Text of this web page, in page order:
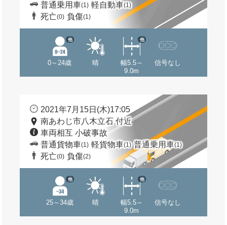
普通乗用車(1) 軽自動車(1)
死亡(0) 負傷(1)
0～24歳
他
晴
幅5.5～
9.0m
他
信号なし
2021年7月15日(木)17:05
南あわじ市八木立石 付近
車両相互 小破事故
普通貨物車(1) 軽貨物車(1) 普通乗用車(1)
死亡(0) 負傷(2)
25～34歳
他
晴
幅5.5～
9.0m
他
信号なし